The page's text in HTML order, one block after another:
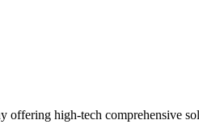
high-tech comprehensive